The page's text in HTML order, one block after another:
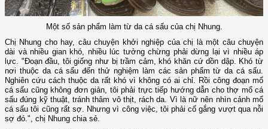
Một số sản phẩm làm từ da cá sấu của chị Nhung.
Chị Nhung cho hay, câu chuyện khởi nghiệp của chị là một câu chuyện
dài và nhiều gian khó, nhiều lúc tưởng chừng phải dừng lại vì nhiều áp
lực. "Đoạn đầu, tôi giống như bị trầm cảm, khó khăn cứ dồn dập. Khó từ
nơi thuộc da cá sấu đến thử nghiệm làm các sản phẩm từ da cá sấu.
Nghiên cứu cách thuộc da rất khó vì không có ai chỉ. Rồi công đoạn mổ
cá sấu cũng không đơn giản, tôi phải trực tiếp hướng dẫn cho thợ mổ cá
sấu đúng kỹ thuật, tránh thâm vô thịt, rách da. Vì là nữ nên nhìn cảnh mổ
cá sấu tôi cũng rất sợ. Nhưng vì công việc, tôi phải cố gắng vượt qua nỗi
sợ đó.", chị Nhung chia sẻ.